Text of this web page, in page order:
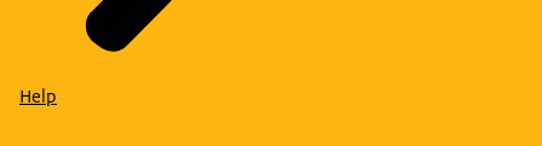
Help